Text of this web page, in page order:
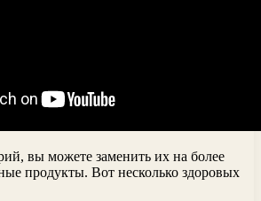
вы можете заменить их на более
продукты. Вот несколько здоровых